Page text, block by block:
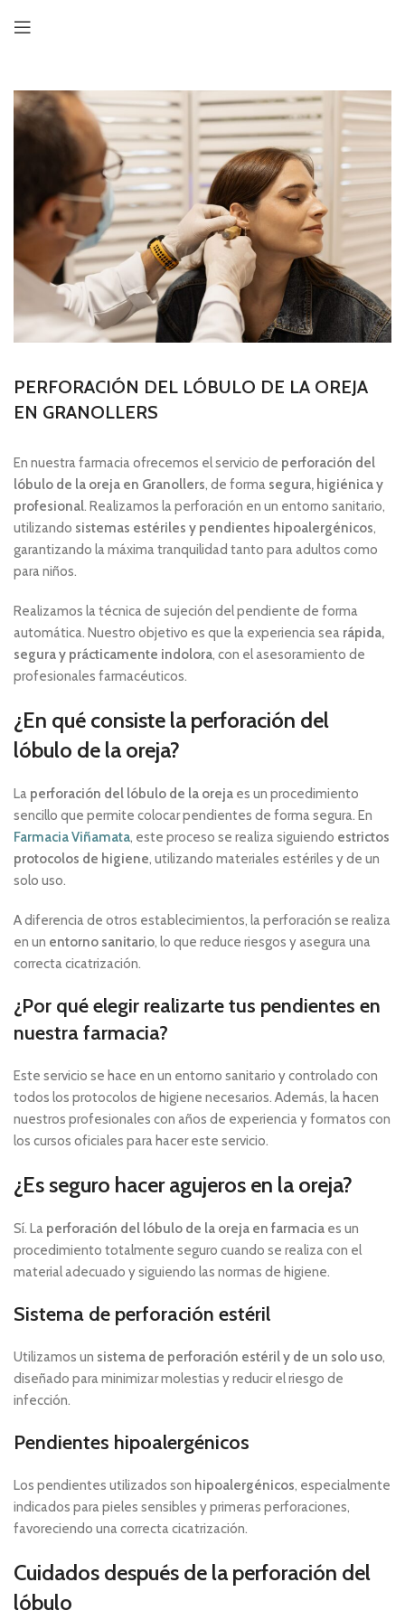
PERFORACIÓN DEL LÓBULO DE LA OREJA
EN GRANOLLERS
En nuestra farmacia ofrecemos el servicio de perforación del
lóbulo de la oreja en Granollers, de forma segura, higiénica y
profesional. Realizamos la perforación en un entorno sanitario,
utilizando sistemas estériles y pendientes hipoalergénicos,
garantizando la máxima tranquilidad tanto para adultos como
para niños.
Realizamos la técnica de sujeción del pendiente de forma
automática. Nuestro objetivo es que la experiencia sea rápida,
segura y prácticamente indolora, con el asesoramiento de
profesionales farmacéuticos.
¿En qué consiste la perforación del
lóbulo de la oreja?
La perforación del lóbulo de la oreja es un procedimiento
sencillo que permite colocar pendientes de forma segura. En
Farmacia Viñamata, este proceso se realiza siguiendo estrictos
protocolos de higiene, utilizando materiales estériles y de un
solo uso.
A diferencia de otros establecimientos, la perforación se realiza
en un entorno sanitario, lo que reduce riesgos y asegura una
correcta cicatrización.
¿Por qué elegir realizarte tus pendientes en
nuestra farmacia?
Este servicio se hace en un entorno sanitario y controlado con
todos los protocolos de higiene necesarios. Además, la hacen
nuestros profesionales con años de experiencia y formatos con
los cursos oficiales para hacer este servicio.
¿Es seguro hacer agujeros en la oreja?
Sí. La perforación del lóbulo de la oreja en farmacia es un
procedimiento totalmente seguro cuando se realiza con el
material adecuado y siguiendo las normas de higiene.
Sistema de perforación estéril
Utilizamos un sistema de perforación estéril y de un solo uso,
diseñado para minimizar molestias y reducir el riesgo de
infección.
Pendientes hipoalergénicos
Los pendientes utilizados son hipoalergénicos, especialmente
indicados para pieles sensibles y primeras perforaciones,
favoreciendo una correcta cicatrización.
Cuidados después de la perforación del
lóbulo